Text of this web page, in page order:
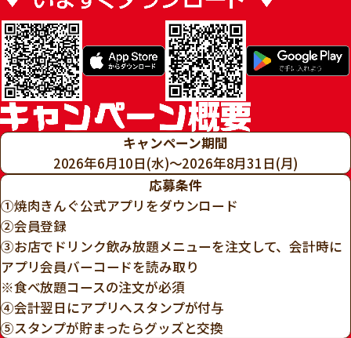
キャンペーン期間
2026年6月10日(水)～2026年8月31日(月)
応募条件
①焼肉きんぐ公式アプリをダウンロード
②会員登録
③お店でドリンク飲み放題メニューを注文して、会計時に
アプリ会員バーコードを読み取り
※食べ放題コースの注文が必須
④会計翌日にアプリへスタンプが付与
⑤スタンプが貯まったらグッズと交換